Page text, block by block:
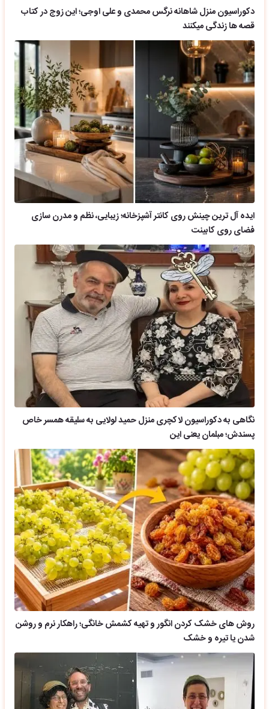
دکوراسیون منزل شاهانه نرگس محمدی و علی اوجی؛ این زوج در کتاب
قصه ها زندگی میکنند
ایده آل ترین چینش روی کانتر آشپزخانه؛ زیبایی، نظم و مدرن سازی
فضای روی کابینت
نگاهی به دکوراسیون لاکچری منزل حمید لولایی به سلیقه همسر خاص
پسندش؛ مبلمان یعنی این
روش های خشک کردن انگور و تهیه کشمش خانگی؛ راهکار نرم و روشن
شدن یا تیره و خشک